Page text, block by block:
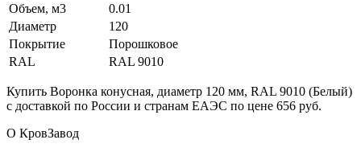
Объем, м3
0.01
Диаметр
120
Покрытие
Порошковое
RAL
RAL 9010
Купить Воронка конусная, диаметр 120 мм, RAL 9010 (Белый)
с доставкой по России и странам ЕАЭС по цене 656 руб.
О КровЗавод